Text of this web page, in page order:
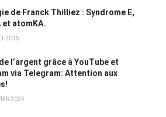
de Franck Thilliez : Syndrome E,
et atomKA.
2015
l’argent grâce à YouTube et
via Telegram: Attention aux
2025